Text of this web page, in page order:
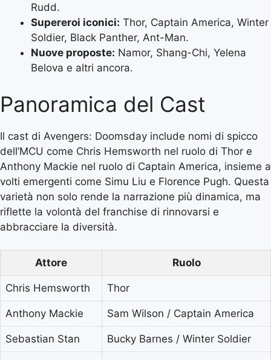
Rudd.
Supereroi iconici: Thor, Captain America, Winter
Soldier, Black Panther, Ant-Man.
Nuove proposte: Namor, Shang-Chi, Yelena
Belova e altri ancora.
Panoramica del Cast
Il cast di Avengers: Doomsday include nomi di spicco
dell’MCU come Chris Hemsworth nel ruolo di Thor e
Anthony Mackie nel ruolo di Captain America, insieme a
volti emergenti come Simu Liu e Florence Pugh. Questa
varietà non solo rende la narrazione più dinamica, ma
riflette la volontà del franchise di rinnovarsi e
abbracciare la diversità.
Attore Ruolo
Chris Hemsworth Thor
Anthony Mackie Sam Wilson / Captain America
Sebastian Stan Bucky Barnes / Winter Soldier